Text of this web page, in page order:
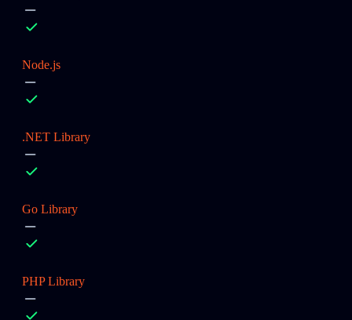
Node.js
.NET Library
Go Library
PHP Library